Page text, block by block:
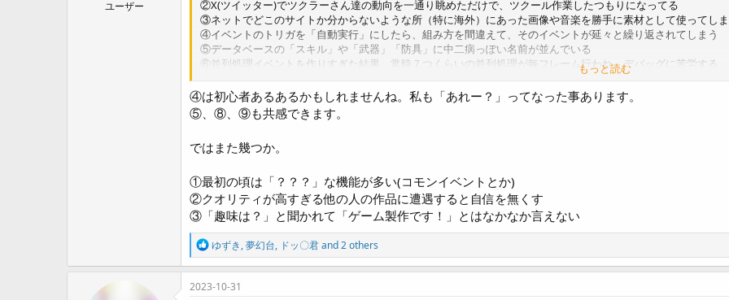
ユーザー
②X(ツイッター)でツクラーさん達の動向を一通り眺めただけで、ツクール作業したつもりになってる
③ネットでどこのサイトか分からないような所（特に海外）にあった画像や音楽を勝手に素材として使ってしま
④イベントのトリガを「自動実行」にしたら、組み方を間違えて、そのイベントが延々と繰り返されてしまう
⑤データベースの「スキル」や「武器」「防具」に中二病っぽい名前が並んでいる
⑥並列処理イベントを作りすぎた結果、常時７つくらいの並列処理が毎フレーム行われ、デバッグに苦労する
⑧バトルで必殺技を使う時、カットインを表示。しかも作者自身がそれに酔いしれ、何度もテストプレイして見
⑨プラグインを一度に一気に入れすぎた結果、どのプラグイン同士が競合を起こしているのか、解決不能になっ
⑩ツクールMVで、プロジェクトのコアスクリプトを更新しないままシステムだけをバージョンアップした結果
⑫エディタUIのテーマは、「デフォルト」よりも断然「ダーク」が好き
もっと読む
④は初心者あるあるかもしれませんね。私も「あれー？」ってなった事あります。
⑤、⑧、⑨も共感できます。
ではまた幾つか。
①最初の頃は「？？？」な機能が多い(コモンイベントとか)
②クオリティが高すぎる他の人の作品に遭遇すると自信を無くす
③「趣味は？」と聞かれて「ゲーム製作です！」とはなかなか言えない
R
e
a
c
ゆずき,夢幻台, ドッ〇君and 2 others
2023-10-31